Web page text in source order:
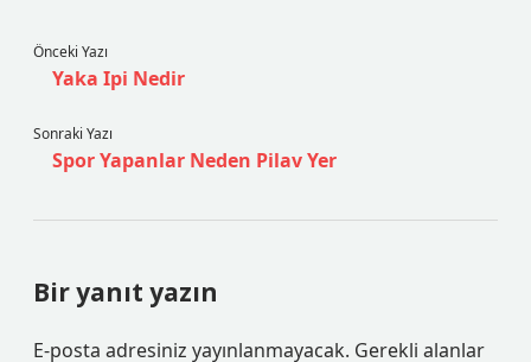
Önceki Yazı
Yaka Ipi Nedir
Sonraki Yazı
Spor Yapanlar Neden Pilav Yer
Bir yanıt yazın
E-posta adresiniz yayınlanmayacak. Gerekli alanlar